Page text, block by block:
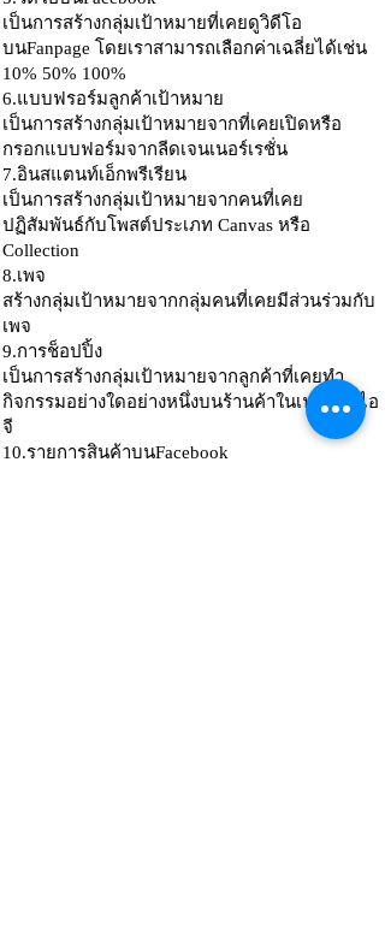
เป็นการสร้างกลุ่มเป้าหมายที่เคยดูวิดีโอ
บนFanpage โดยเราสามารถเลือกค่าเฉลี่ยได้เช่น
10% 50% 100%
6.แบบฟรอร์มลูกค้าเป้าหมาย
เป็นการสร้างกลุ่มเป้าหมายจากที่เคยเปิดหรือ
กรอกแบบฟอร์มจากลีดเจนเนอร์เรชั่น
7.อินสแตนท์เอ็กพรีเรียน
เป็นการสร้างกลุ่มเป้าหมายจากคนที่เคย
ปฏิสัมพันธ์กับโพสต์ประเภท Canvas หรือ
Collection
8.เพจ
สร้างกลุ่มเป้าหมายจากกลุ่มคนที่เคยมีส่วนร่วมกับ
เพจ
9.การช็อปปิ้ง
เป็นการสร้างกลุ่มเป้าหมายจากลูกค้าที่เคยทำ
กิจกรรมอย่างใดอย่างหนึ่งบนร้านค้าในเฟสหรือไอ
จี
10.รายการสินค้าบนFacebook